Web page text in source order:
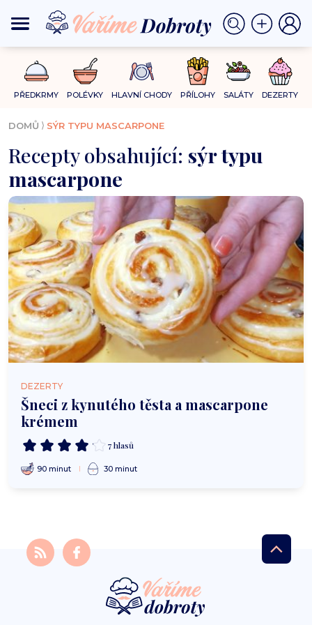
PŘEDKRMY POLÉVKY HLAVNÍ CHODY PŘÍLOHY SALÁTY DEZERTY
DOMŮ ⟩ SÝR TYPU MASCARPONE
Recepty obsahující: sýr typu
mascarpone
DEZERTY
Šneci z kynutého těsta a mascarpone
krémem
7 hlasů
90 minut 30 minut